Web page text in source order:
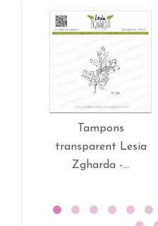
Tampons
transparent Lesia
Zgharda -...